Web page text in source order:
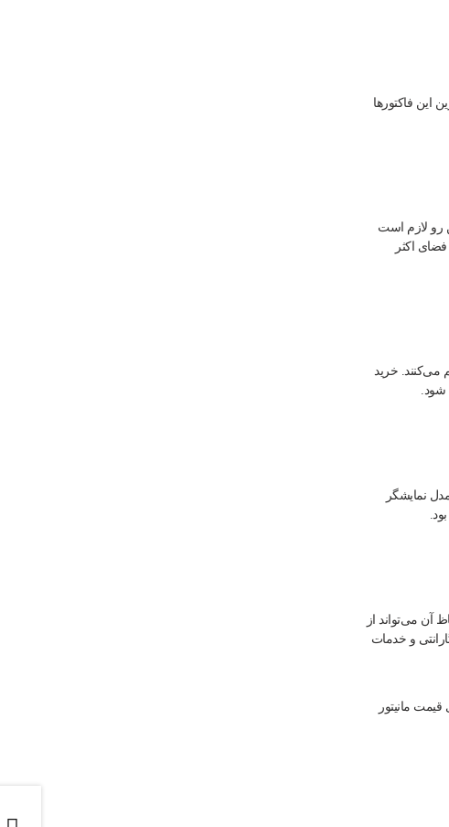
این فاکتورها
این رو لازم است
اکثر
می‌کنند. خرید
شود.
نمایشگر
آن می‌تواند از
و خدمات
مانیتور